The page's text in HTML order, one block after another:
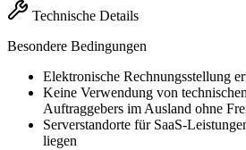
Technische Details
Besondere Bedingungen
Elektronische Rechnungsstellung
Keine Verwendung von
Auftraggebers im Ausland ohne
Serverstandorte für SaaS-
liegen